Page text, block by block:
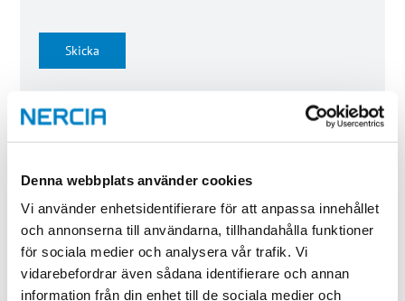
Denna webbplats använder cookies
Vi använder enhetsidentifierare för att anpassa innehållet
och annonserna till användarna, tillhandahålla funktioner
för sociala medier och analysera vår trafik. Vi
vidarebefordrar även sådana identifierare och annan
information från din enhet till de sociala medier och
Skicka
Dina uppgifter sparas för att vi ska kunna hantera din
Utbildningsinformation
Omfattning
3 dagar